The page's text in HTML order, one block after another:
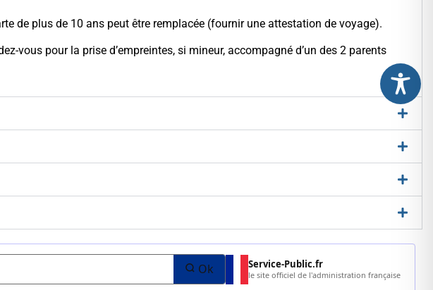
de plus de 10 ans peut être remplacée (fournir une attestation de voyage).
vous pour la prise d’empreintes, si mineur, accompagné d’un des 2 parents
Ok Service-Public.fr
le site officiel de l'administration française